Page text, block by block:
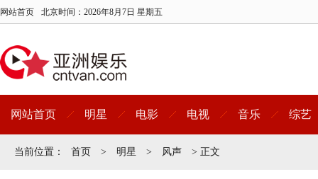
网站首页 北京时间： 2026年8月7日 星期五
网站首页 明星 电影 电视 音乐 综艺
当前位置： 首页 > 明星 > 风声 > 正文